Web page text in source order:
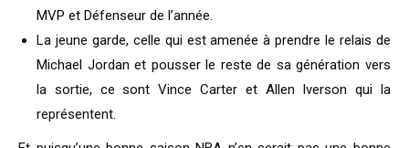
MVP et Défenseur de l’année.
La jeune garde, celle qui est amenée à prendre le relais de
Michael Jordan et pousser le reste de sa génération vers
la sortie, ce sont Vince Carter et Allen Iverson qui la
représentent.